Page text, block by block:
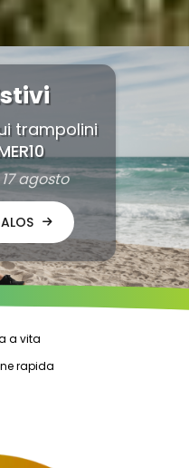
trampolini
agosto

a vita
rapida